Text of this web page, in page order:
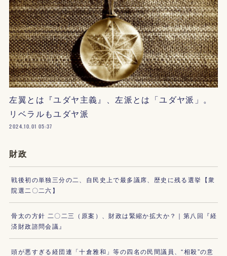
左翼とは『ユダヤ主義』、左派とは「ユダヤ派」。
リベラルもユダヤ派
2024.10.01 05:37
財政
戦後初の単独三分の二、自民史上で最多議席、歴史に残る選挙【衆
院選二〇二六】
骨太の方針 二〇二三（原案）、財政は緊縮か拡大か？｜第八回『経
済財政諮問会議』
頭が悪すぎる経団連「十倉雅和」等の四名の民間議員、“相殺”の意